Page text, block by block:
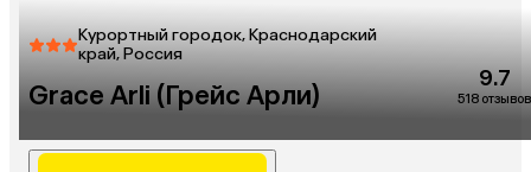
Курортный городок, Краснодарский
край, Россия
Grace Arli (Грейс Арли)
9.7
518 отзывов